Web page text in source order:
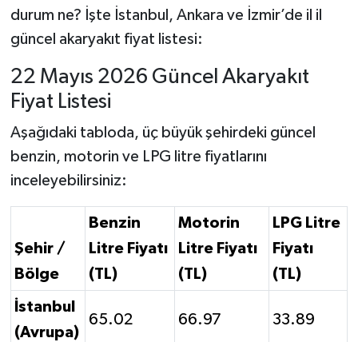
durum ne? İşte İstanbul, Ankara ve İzmir’de il il
güncel akaryakıt fiyat listesi:
22 Mayıs 2026 Güncel Akaryakıt
Fiyat Listesi
Aşağıdaki tabloda, üç büyük şehirdeki güncel
benzin, motorin ve LPG litre fiyatlarını
inceleyebilirsiniz:
Şehir /
Bölge
Benzin
Litre Fiyatı
(TL)
Motorin
Litre Fiyatı
(TL)
LPG Litre
Fiyatı
(TL)
İstanbul
(Avrupa)
65.02 66.97 33.89